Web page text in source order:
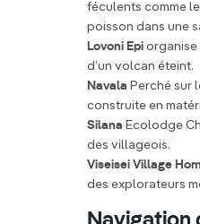
féculents comme
poisson dans une
Lovoni Epi organise
d’un volcan éteint.
Navala Perché sur
construite en
Silana Ecolodge
des villageois.
Viseisei Village
des explorateurs